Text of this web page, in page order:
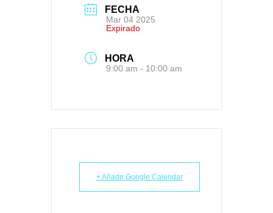
FECHA
Mar 04 2025
Expirado
HORA
9:00 am - 10:00 am
+ Añadir Google Calendar